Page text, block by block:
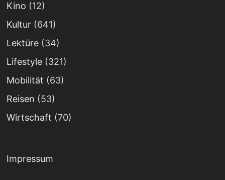
Kino (12)
Kultur(641)
Lektüre(34)
Lifestyle(321)
Mobilität (63)
Reisen (53)
Wirtschaft (70)
Impressum